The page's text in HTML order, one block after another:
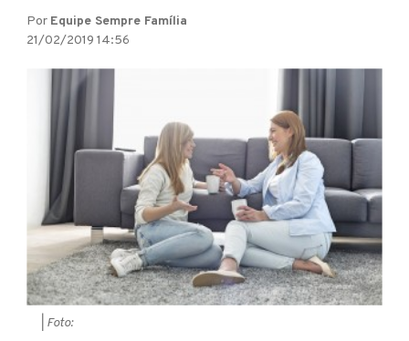
Por Equipe Sempre Família
21/02/2019 14:56
| Foto: